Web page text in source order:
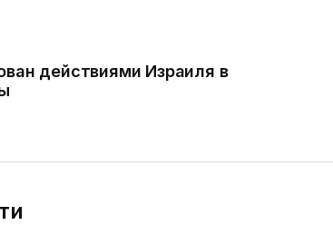
действиями Израиля в